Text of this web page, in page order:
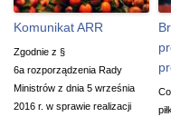
Komunikat ARR
Zgodnie z §
6a rozporządzenia Rady
Ministrów z dnia 5 września
2016 r. w sprawie realizacji